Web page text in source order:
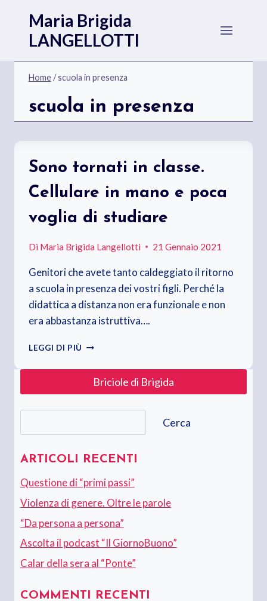
contenuto
Maria Brigida
LANGELLOTTI
Home/scuola in presenza
scuola in presenza
Sono tornati in classe.
Cellulare in mano e poca
voglia di studiare
Di Maria Brigida Langellotti 21 Gennaio 2021
Genitori che avete tanto caldeggiato il ritorno
a scuola in presenza dei vostri figli. Perché la
didattica a distanza non era funzionale e non
era abbastanza istruttiva….
LEGGI DI PIÙ SONO
IN
CLASSE.
CELLULARE
VOGLIA
STUDIARE
Briciole di Brigida
Cerca
ARTICOLI RECENTI
Questione di “primi passi”
Violenza di genere. Oltre le parole
“Da persona a persona”
Ascolta il podcast “Il GiornoBuono”
Calar della sera al “Ponte”
COMMENTI RECENTI